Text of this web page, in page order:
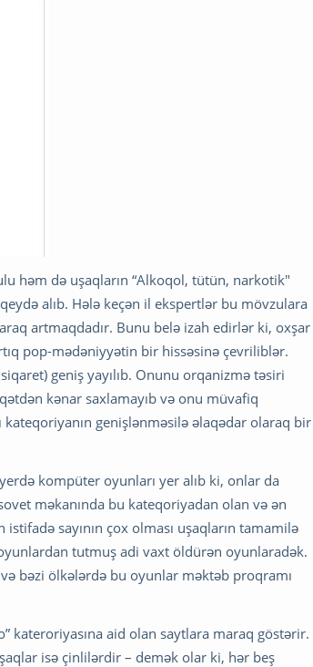
həm də uşaqların “Alkoqol, tütün, narkotik"
alıb. Hələ keçən il ekspertlər bu mövzulara
artmaqdadır. Bunu belə izah edirlər ki, oxşar
pop-mədəniyyətin bir hissəsinə çevriliblər.
geniş yayılıb. Onunu orqanizmə təsiri
kənar saxlamayıb və onu müvafiq
genişlənməsilə əlaqədar olaraq bir
kompüter oyunları yer alıb ki, onlar da
məkanında bu kateqoriyadan olan və ən
sayının çox olması uşaqların tamamilə
tutmuş adi vaxt öldürən oyunlaradək.
bəzi ölkələrdə bu oyunlar məktəb proqramı
kateroriyasına aid olan saytlara maraq göstərir.
isə çinlilərdir – demək olar ki, hər beş